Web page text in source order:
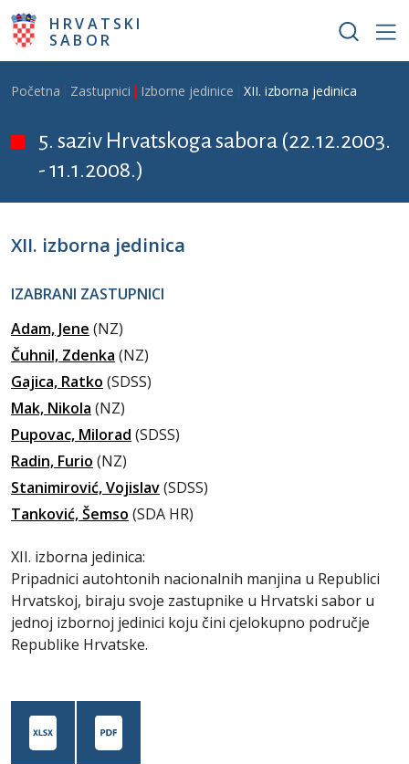
Skoči na glavni sadržaj
HRVATSKI
SABOR
Breadcrumb
Početna Zastupnici Izborne jedinice XII. izborna jedinica
5. saziv Hrvatskoga sabora (22.12.2003.
- 11.1.2008.)
XII. izborna jedinica
IZABRANI ZASTUPNICI
Adam, Jene (NZ)
Čuhnil, Zdenka (NZ)
Gajica, Ratko (SDSS)
Mak, Nikola (NZ)
Pupovac, Milorad (SDSS)
Radin, Furio (NZ)
Stanimirović, Vojislav(SDSS)
Tanković, Šemso (SDA HR)
XII. izborna jedinica:
Pripadnici autohtonih nacionalnih manjina u Republici
Hrvatskoj, biraju svoje zastupnike u Hrvatski sabor u
jednoj izbornoj jedinici koju čini cjelokupno područje
Republike Hrvatske.